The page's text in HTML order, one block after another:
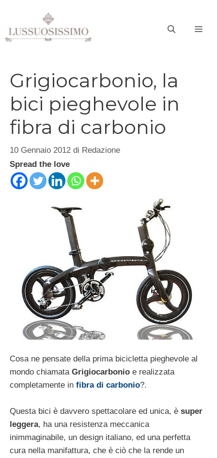
contenuto
Grigiocarbonio, la
bici pieghevole in
fibra di carbonio
10 Gennaio 2012 di Redazione
Spread the love
Cosa ne pensate della prima bicicletta pieghevole al
mondo chiamata Grigiocarbonio e realizzata
completamente in fibra di carbonio?.
Questa bici è davvero spettacolare ed unica, è super
leggera, ha una resistenza meccanica
inimmaginabile, un design italiano, ed una perfetta
cura nella manifattura, che è ciò che la rende un